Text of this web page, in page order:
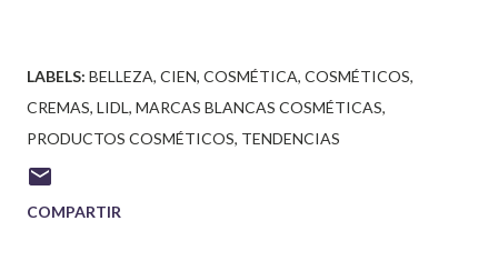
LABELS: BELLEZA CIEN COSMÉTICA COSMÉTICOS
CREMAS LIDL MARCAS BLANCAS COSMÉTICAS
PRODUCTOS COSMÉTICOS TENDENCIAS
COMPARTIR